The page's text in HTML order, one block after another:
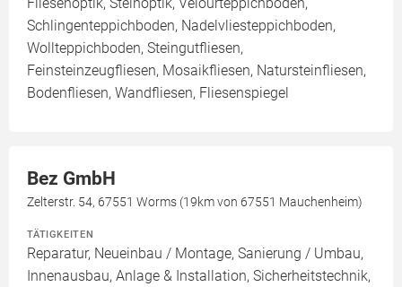
Schlingenteppichboden, Nadelvliesteppichboden,
Wollteppichboden, Steingutfliesen,
Feinsteinzeugfliesen, Mosaikfliesen, Natursteinfliesen,
Bodenfliesen, Wandfliesen, Fliesenspiegel
Bez GmbH
Zelterstr. 54, 67551 Worms (19km von 67551 Mauchenheim)
TÄTIGKEITEN
Reparatur, Neueinbau / Montage, Sanierung / Umbau,
Innenausbau, Anlage & Installation, Sicherheitstechnik,